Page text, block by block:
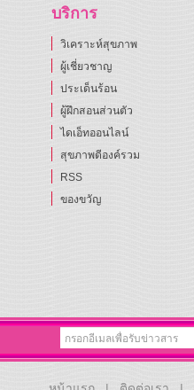
บริการ
วิเคราะห์สุขภาพ
ผู้เชี่ยวชาญ
ประเด็นร้อน
ผู้ฝึกสอนส่วนตัว
ไดเอ็ทออนไลน์
สุขภาพดีองค์รวม
RSS
ของขวัญ